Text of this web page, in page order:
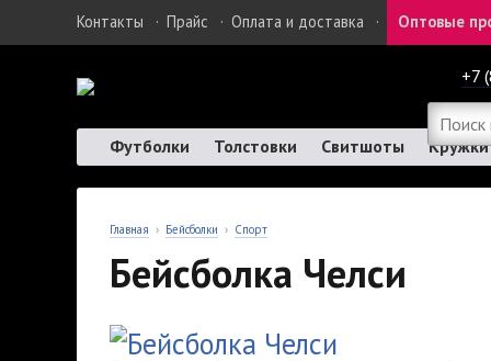
Контакты · Прайс · Оплата и доставка · Оптовые
+7
Футболки Толстовки Свитшоты Кружки
Главная › Бейсболки › Спорт
Бейсболка Челси